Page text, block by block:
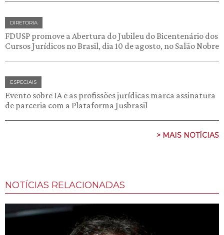
DIRETORIA
FDUSP promove a Abertura do Jubileu do Bicentenário dos
Cursos Jurídicos no Brasil, dia 10 de agosto, no Salão Nobre
ESPECIAIS
Evento sobre IA e as profissões jurídicas marca assinatura
de parceria com a Plataforma Jusbrasil
> MAIS NOTÍCIAS
NOTÍCIAS RELACIONADAS